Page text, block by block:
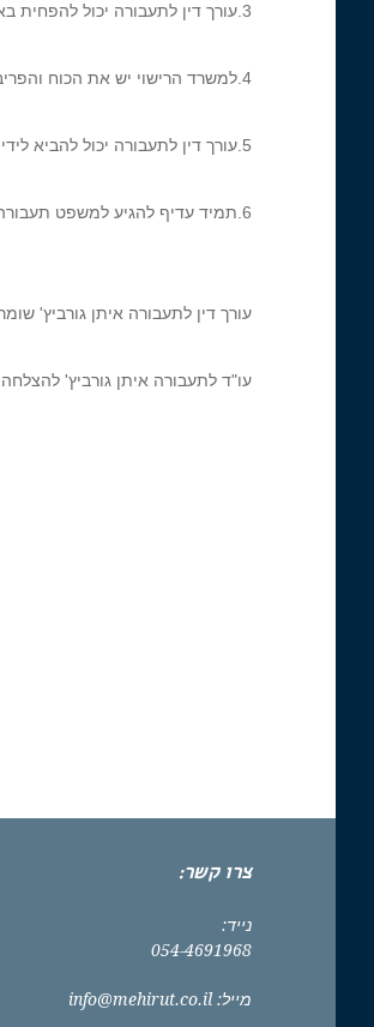
3.עורך דין לתעבורה יכול להפחית באופן ניכר את תוספות הפיגורים בגין הקנסות.
4.למשרד הרישוי יש את הכוח והפריבלגיה שלא לחדש רישיון נהיגה לנהג החייב כספים.
5.עורך דין לתעבורה יכול להביא לידי זירוז ההליכים והוצאת רישיון.
6.תמיד עדיף להגיע למשפט תעבורה כאשר הרישיון הינו בתוקף.
עורך דין לתעבורה איתן גורביץ'
עו"ד לתעבורה איתן גורביץ'
צרו קשר:
נייד:
054-4691968
מייל: info@mehirut.co.il